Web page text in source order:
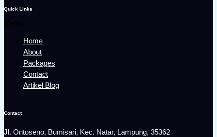
Quick Links
Home
About
Packages
Contact
Artikel Blog
Contact
Jl. Ontoseno, Bumisari, Kec. Natar, Lampung, 35362